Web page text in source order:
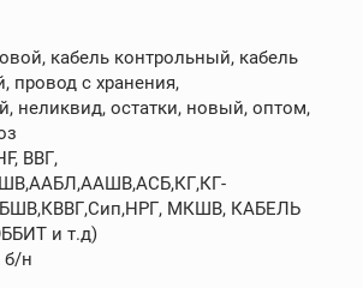
кабель контрольный, кабель
провод с хранения,
неликвид, остатки, новый, оптом,
ВВГ,
МКШВ, КАБЕЛЬ
и т.д)
б/н